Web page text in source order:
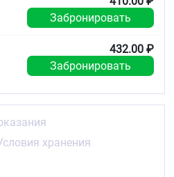
Забронировать
432.00 ₽
Забронировать
хранения